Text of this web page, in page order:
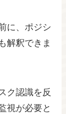
に、ポジシ
解釈できま
ク認識を反
視が必要と